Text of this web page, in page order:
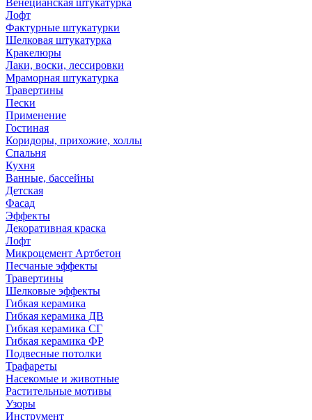
Лофт
Фактурные штукатурки
Шелковая штукатурка
Кракелюры
Лаки, воски, лессировки
Мраморная штукатурка
Травертины
Пески
Применение
Гостиная
Коридоры, прихожие, холлы
Спальня
Кухня
Ванные, бассейны
Детская
Фасад
Эффекты
Декоративная краска
Лофт
Микроцемент Артбетон
Песчаные эффекты
Травертины
Шелковые эффекты
Гибкая керамика
Гибкая керамика ДВ
Гибкая керамика СГ
Гибкая керамика ФР
Подвесные потолки
Трафареты
Насекомые и животные
Растительные мотивы
Узоры
Инструмент